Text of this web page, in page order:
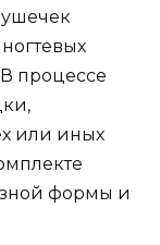
В процессе
или иных
формы и